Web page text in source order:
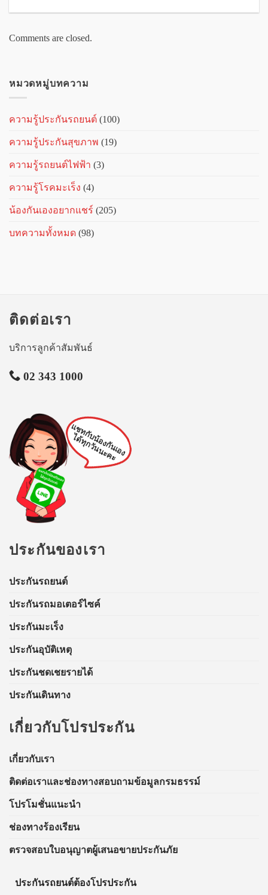
Comments are closed.
หมวดหมู่บทความ
ความรู้ประกันรถยนต์ (100)
ความรู้ประกันสุขภาพ (19)
ความรู้รถยนต์ไฟฟ้า (3)
ความรู้โรคมะเร็ง (4)
น้องกันเองอยากแชร์ (205)
บทความทั้งหมด (98)
ติดต่อเรา
บริการลูกค้าสัมพันธ์
02 343 1000
แชทกับน้องกันเอง
ได้ทุกวันนะคะ
ประกันของเรา
ประกันรถยนต์
ประกันรถมอเตอร์ไซค์
ประกันมะเร็ง
ประกันอุบัติเหตุ
ประกันชดเชยรายได้
ประกันเดินทาง
เกี่ยวกับโปรประกัน
เกี่ยวกับเรา
ติดต่อเราและช่องทางสอบถามข้อมูลกรมธรรม์
โปรโมชั่นแนะนำ
ช่องทางร้องเรียน
ตรวจสอบใบอนุญาตผู้เสนอขายประกันภัย
ประกันรถยนต์ต้องโปรประกัน